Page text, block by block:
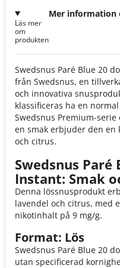
Mer information
Läs mer
om
produkten
Swedsnus Paré Blue 20
från Swedsnus, en
och innovativa
klassificeras ha en
Swedsnus Premium-
en smak erbjuder den en
och citrus.
Swedsnus Paré
Instant: Smak
Denna lössnusprodukt
lavendel och citrus, med
nikotinhalt på 9 mg/g.
Format: Lös
Swedsnus Paré Blue 20
utan specificerad